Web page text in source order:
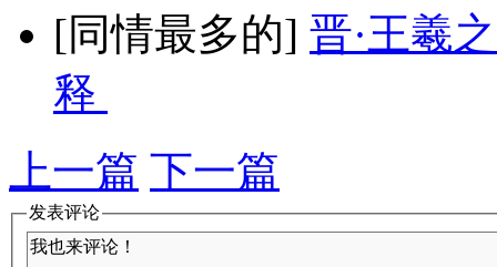
[同情最多的] 晋·王羲
释
上一篇 下一篇
发表评论